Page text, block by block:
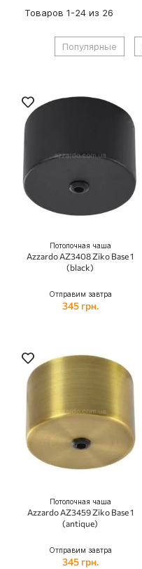
Товаров 1-24 из 26
Популярные
Потолочная чаша
Azzardo AZ3408 Ziko Base 1
(black)
Отправим завтра
345 грн.
Потолочная чаша
Azzardo AZ3459 Ziko Base 1
(antique)
Отправим завтра
345 грн.